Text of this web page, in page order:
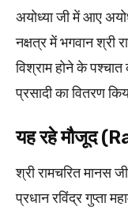
अयोध्या जी में आए
नक्षत्र में भगवान श्री
विश्राम होने के पश्चात
प्रसादी का वितरण
यह रहे मौजूद
श्री रामचरित मानस
प्रधान रविंद्र गुप्ता